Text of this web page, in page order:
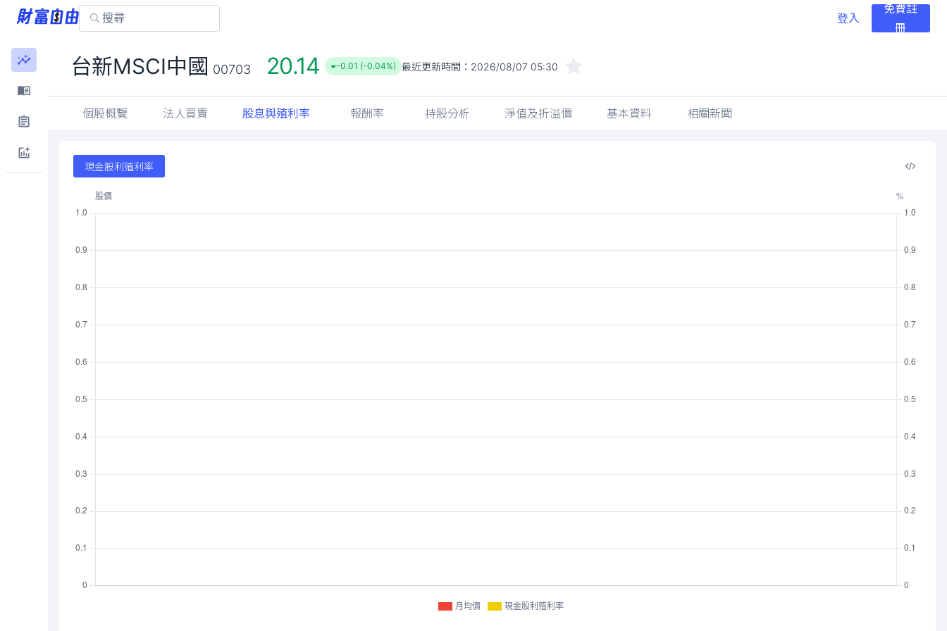
登入
免費註
冊
台新MSCI中國 00703 20.14 -0.01 (-0.04%) 最近更新時間： 2026/08/07 05:30
個股概覽 法人買賣 股息與殖利率 報酬率 持股分析 淨值及折溢價 基本資料 相關新聞
現金股利殖利率
月均價 現金股利殖利率